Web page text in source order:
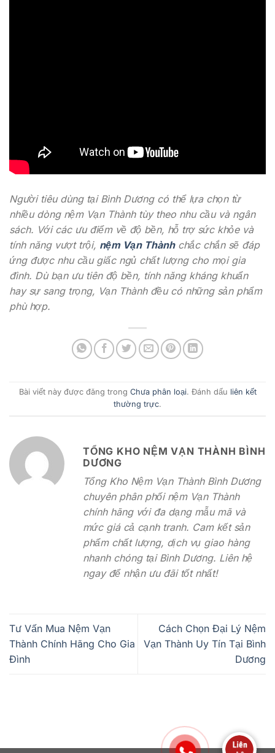
Người tiêu dùng tại Bình Dương có thể lựa chọn từ
nhiều dòng nệm Vạn Thành tùy theo nhu cầu và ngân
sách. Với các ưu điểm về độ bền, hỗ trợ sức khỏe và
tính năng vượt trội, nệm Vạn Thànhchắc chắn sẽ đáp
ứng được nhu cầu giấc ngủ chất lượng cho mọi gia
đình. Dù bạn ưu tiên độ bền, tính năng kháng khuẩn
hay sự sang trọng, Vạn Thành đều có những sản phẩm
phù hợp.
Bài viết này được đăng trong Chưa phân loại. Đánh dấu liên kết
thường trực.
TỔNG KHO NỆM VẠN THÀNH BÌNH
DƯƠNG
Tổng Kho Nệm Vạn Thành Bình Dương
chuyên phân phối nệm Vạn Thành
chính hãng với đa dạng mẫu mã và
mức giá cả cạnh tranh. Cam kết sản
phẩm chất lượng, dịch vụ giao hàng
nhanh chóng tại Bình Dương. Liên hệ
ngay để nhận ưu đãi tốt nhất!
Tư Vấn Mua Nệm Vạn
Thành Chính Hãng Cho Gia
Đình
Cách Chọn Đại Lý Nệm
Vạn Thành Uy Tín Tại Bình
Dương